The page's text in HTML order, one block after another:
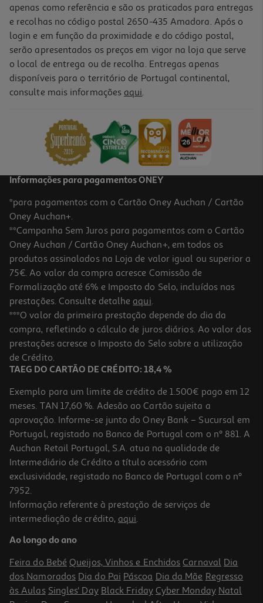
Filled Cookie Myprotein Choco E Caramelo Salgado 75g
Filled Cookie Myprotein Choco Chip 75g
4.21 €/Kg
3,16 €
-10%
Snack Goldnutrition Nut Butter Energy Peanut 40 G
44.75 €/Kg
1,79 €
Promoção
apenas como referência e são os praticados para entregas
e recolhas no código postal 2650-435 Amadora. Após o
login e em função da proximidade e do código postal,
serão apresentados os preços em vigor na loja que serve
o local de entrega ou de recolha. Entregas apenas
disponíveis para o território de Portugal continental,
consulte mais informações aqui.
Informações para pagamentos ONEY
*para pagamentos com o Cartão Oney Auchan / Cartão
Oney Auchan+.
**Campanha Sem Juros para pagamentos com o Cartão
Oney Auchan / Cartão Oney Auchan+, em todos os
produtos assinalados na Loja de valor igual ou superior a
75€. Ao valor da compra acresce Comissão de
Formalização até 6% e Imposto do Selo, incluídos nas
prestações. Consulte detalhe aqui.
***O valor da primeira prestação depende do dia da
compra, refletindo o cálculo de juros diários. Ao valor das
prestações acresce o Imposto do Selo sobre a utilização
de Crédito.
TAEG DO CARTÃO DE CRÉDITO: 18,4 %
Exemplo para um limite de crédito de 1.500€ pago em 12
meses. TAN 17,60 %. Adesão ao Cartão sujeita a
aprovação. Informe-se junto do Oney Bank – Sucursal em
Portugal, registado no Banco de Portugal com o nº 881. A
Auchan Retail Portugal, S.A. atua na qualidade de
Intermediário de Crédito a título acessório com
exclusividade, registado no Banco de Portugal com o nº
7952.
Informação referente à prestação de serviços de
intermediação de crédito, aqui.
Ao longo do ano
Feira do Bebé Queijos, Vinhos e Enchidos Carnaval Dia
dos Namorados Dia do Pai Páscoa Dia da Mãe Regresso
às Aulas Singles' Day Black Friday Cyber Monday Natal